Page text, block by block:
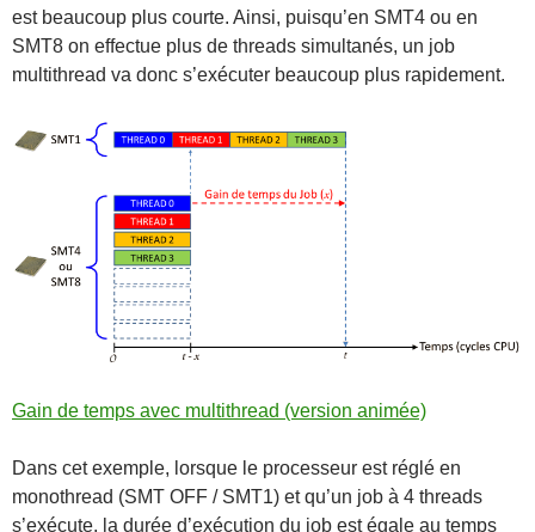
est beaucoup plus courte. Ainsi, puisqu’en SMT4 ou en
SMT8 on effectue plus de threads simultanés, un job
multithread va donc s’exécuter beaucoup plus rapidement.
Gain de temps avec multithread (version animée)
Dans cet exemple, lorsque le processeur est réglé en
monothread (SMT OFF / SMT1) et qu’un job à 4 threads
s’exécute, la durée d’exécution du job est égale au temps